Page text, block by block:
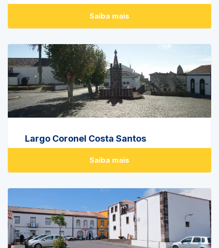
Saiba mais
Largo Coronel Costa Santos
Saiba mais